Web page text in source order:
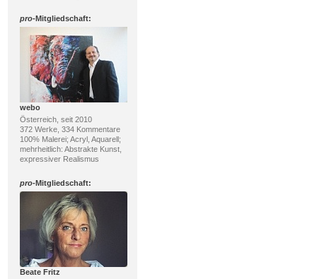
pro-Mitgliedschaft:
webo
Österreich, seit 2010
372 Werke, 334 Kommentare
100% Malerei; Acryl, Aquarell;
mehrheitlich: Abstrakte Kunst,
expressiver Realismus
pro-Mitgliedschaft:
Beate Fritz